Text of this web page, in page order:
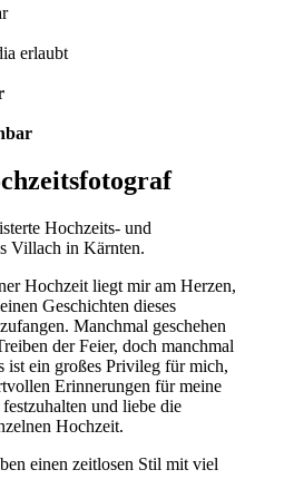
erlaubt
Hochzeits- und
Villach in Kärnten.
Hochzeit liegt mir am Herzen,
Geschichten dieses
Manchmal geschehen
der Feier, doch manchmal
ist ein großes Privileg für mich,
Erinnerungen für meine
und liebe die
Hochzeit.
einen zeitlosen Stil mit viel